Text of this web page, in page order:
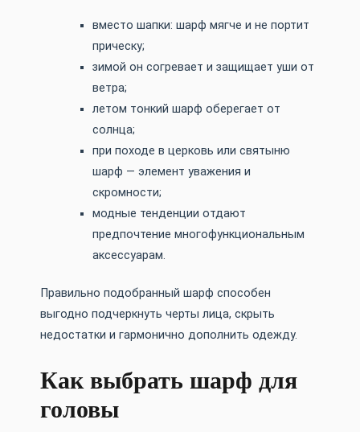
вместо шапки: шарф мягче и не портит
прическу;
зимой он согревает и защищает уши от
ветра;
летом тонкий шарф оберегает от
солнца;
при походе в церковь или святыню
шарф — элемент уважения и
скромности;
модные тенденции отдают
предпочтение многофункциональным
аксессуарам.
Правильно подобранный шарф способен
выгодно подчеркнуть черты лица, скрыть
недостатки и гармонично дополнить одежду.
Как выбрать шарф для
головы